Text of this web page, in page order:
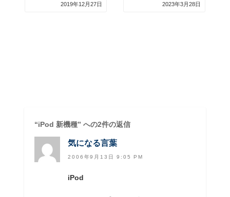
2019年12月27日 2023年3月28日
“iPod 新機種” への2件の返信
気になる言葉
2006年9月13日 9:05 PM
iPod